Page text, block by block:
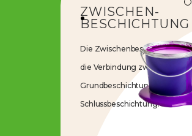
ZWISCHEN-
BESCHICHTUNG
Die Zwischenbeschichtung ist
die Verbindung zwischen der
Grundbeschichtung und der
Schlussbeschichtung.